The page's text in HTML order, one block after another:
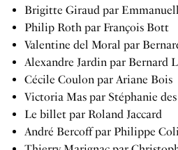
Brigitte Giraud par
Philip Roth par François Bott
Valentine del Moral par
Alexandre Jardin par Bernard
Cécile Coulon par Ariane Bois
Victoria Mas par Stéphanie
Le billet par Roland Jaccard
André Bercoff par Philippe